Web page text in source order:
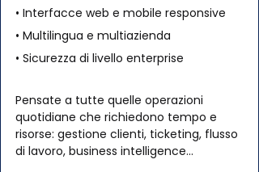
• Interfacce web e mobile responsive
• Multilingua e multiazienda
• Sicurezza di livello enterprise
Pensate a tutte quelle operazioni
quotidiane che richiedono tempo e
risorse: gestione clienti, ticketing, flusso
di lavoro, business intelligence...